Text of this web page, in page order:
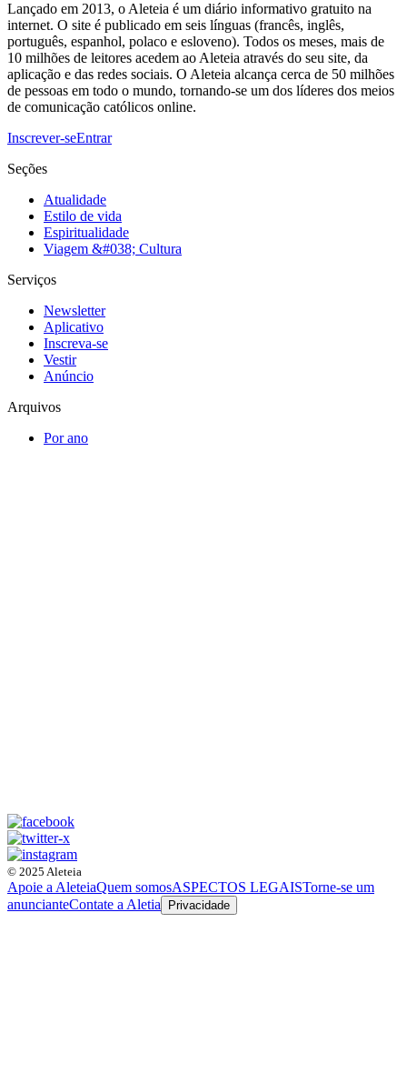
Lançado em 2013, o Aleteia é um diário informativo gratuito na
internet. O site é publicado em seis línguas (francês, inglês,
português, espanhol, polaco e esloveno). Todos os meses, mais de
10 milhões de leitores acedem ao Aleteia através do seu site, da
aplicação e das redes sociais. O Aleteia alcança cerca de 50 milhões
de pessoas em todo o mundo, tornando-se um dos líderes dos meios
de comunicação católicos online.
Inscrever-seEntrar
Seções
Atualidade
Estilo de vida
Espiritualidade
Viagem &#038; Cultura
Serviços
Newsletter
Aplicativo
Inscreva-se
Vestir
Anúncio
Arquivos
Por ano
© 2025 Aleteia
Apoie a AleteiaQuem somosASPECTOS LEGAISTorne-se um
anuncianteContate a Aletia Privacidade